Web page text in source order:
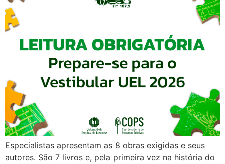
Especialistas apresentam as 8 obras exigidas e seus
autores. São 7 livros e, pela primeira vez na história do